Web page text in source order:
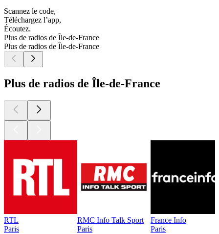
Scannez le code,
Téléchargez l’app,
Écoutez.
Plus de radios de Île-de-France
Plus de radios de Île-de-France
Plus de radios de Île-de-France
RTL
Paris
RMC Info Talk Sport
Paris
France Info
Paris